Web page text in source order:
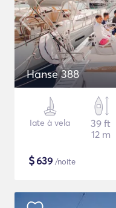
Hanse 388
Iate à vela
39 ft
12 m
$639 /noite